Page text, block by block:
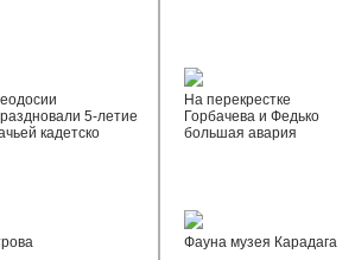
5-летие
кадетско
На перекрестке
Горбачева и Федько
большая авария
Фауна музея Карадага